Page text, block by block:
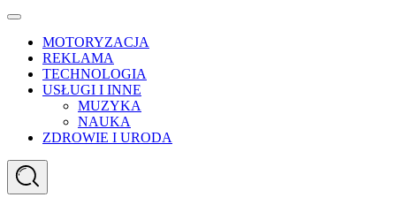
Menu
MOTORYZACJA
REKLAMA
TECHNOLOGIA
USŁUGI I INNE
MUZYKA
NAUKA
ZDROWIE I URODA
Search